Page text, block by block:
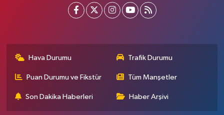
Hava Durumu Trafik Durumu
Puan Durumu ve Fikstür Tüm Manşetler
Son Dakika Haberleri Haber Arşivi